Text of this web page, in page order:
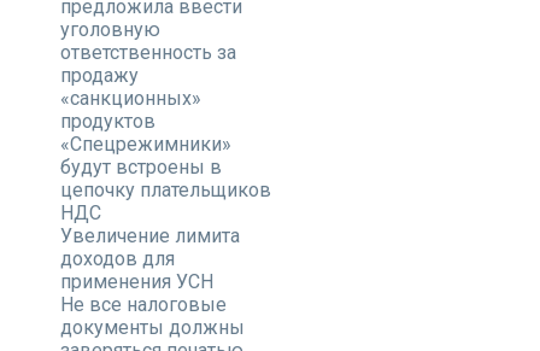
предложила ввести
уголовную
ответственность за
продажу
«санкционных»
продуктов
«Спецрежимники»
будут встроены в
цепочку плательщиков
НДС
Увеличение лимита
доходов для
применения УСН
Не все налоговые
документы должны